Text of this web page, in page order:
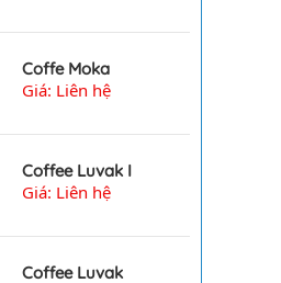
Coffe Moka
Giá: Liên hệ
Coffee Luvak I
Giá: Liên hệ
Coffee Luvak